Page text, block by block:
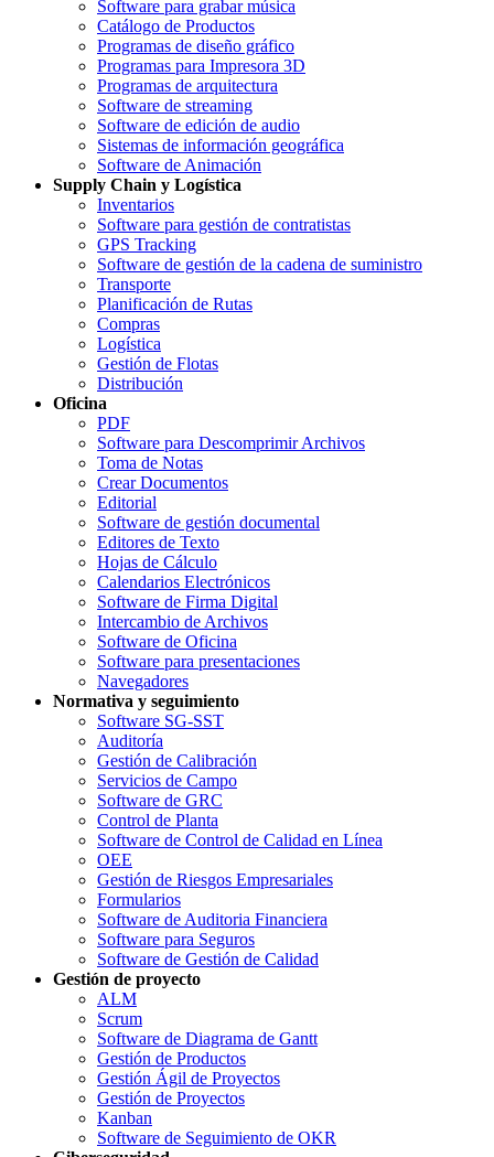
Software para grabar música
Catálogo de Productos
Programas de diseño gráfico
Programas para Impresora 3D
Programas de arquitectura
Software de streaming
Software de edición de audio
Sistemas de información geográfica
Software de Animación
Supply Chain y Logística
Inventarios
Software para gestión de contratistas
GPS Tracking
Software de gestión de la cadena de suministro
Transporte
Planificación de Rutas
Compras
Logística
Gestión de Flotas
Distribución
Oficina
PDF
Software para Descomprimir Archivos
Toma de Notas
Crear Documentos
Editorial
Software de gestión documental
Editores de Texto
Hojas de Cálculo
Calendarios Electrónicos
Software de Firma Digital
Intercambio de Archivos
Software de Oficina
Software para presentaciones
Navegadores
Normativa y seguimiento
Software SG-SST
Auditoría
Gestión de Calibración
Servicios de Campo
Software de GRC
Control de Planta
Software de Control de Calidad en Línea
OEE
Gestión de Riesgos Empresariales
Formularios
Software de Auditoria Financiera
Software para Seguros
Software de Gestión de Calidad
Gestión de proyecto
ALM
Scrum
Software de Diagrama de Gantt
Gestión de Productos
Gestión Ágil de Proyectos
Gestión de Proyectos
Kanban
Software de Seguimiento de OKR